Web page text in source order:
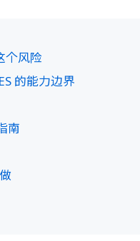
个风险
的能力边界
南